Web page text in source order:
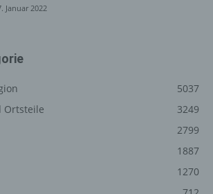
Januar 2022
5037
Ortsteile
3249
2799
1887
1270
Daten und Informationen werden
einerseits statistisch und ferner mit dem
in unserem Unternehmen zu erhöhen,
Daten
von allen durch eine betroffene Person
Daten gespeichert.
auf unserer